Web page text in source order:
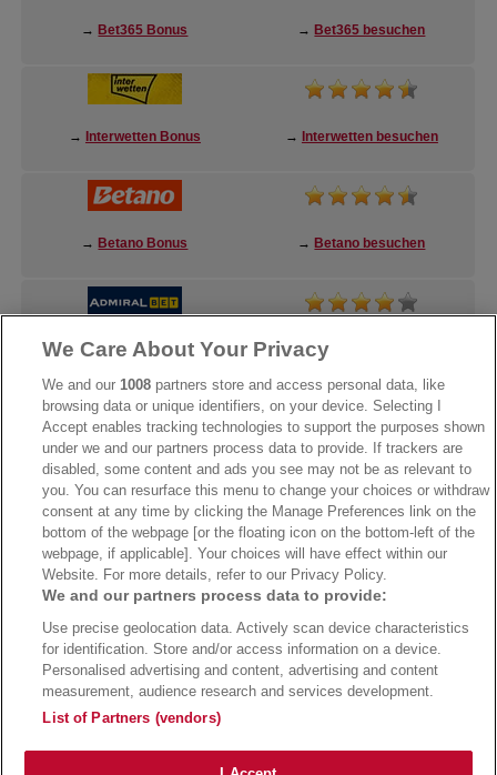
→ Bet365 Bonus → Bet365 besuchen
→ Interwetten Bonus → Interwetten besuchen
→ Betano Bonus → Betano besuchen
→AdmiralBet Bonus →AdmiralBet besuchen
→Bwin Bonus →Bwin besuchen
Alle Anbieter auf dieser Webseite sind offiziell in Deutschland
Bundesligatrend Fussball Bundesliga Tipps
We Care About Your Privacy
We and our1008 partners store and access personal data, like
browsing data or unique identifiers, on your device. Selecting I
Accept enables tracking technologies to support the purposes shown
under we and our partners process data to provide. If trackers are
disabled, some content and ads you see may not be as relevant to
you. You can resurface this menu to change your choices or withdraw
consent at any time by clicking the Manage Preferences link on the
bottom of the webpage [or the floating icon on the bottom-left of the
webpage, if applicable]. Your choices will have effect within our
Website. For more details, refer to our Privacy Policy.
We and our partners process data to provide:
Use precise geolocation data. Actively scan device characteristics
for identification. Store and/or access information on a device.
Personalised advertising and content, advertising and content
measurement, audience research and services development.
List of Partners (vendors)